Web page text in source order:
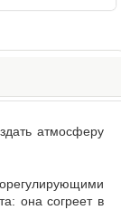
атмосферу
она согреет в